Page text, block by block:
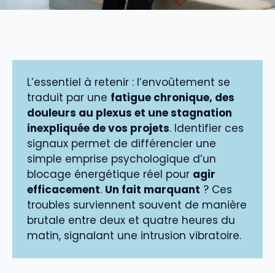
L’essentiel à retenir : l’envoûtement se
traduit par une fatigue chronique, des
douleurs au plexus et une stagnation
inexpliquée de vos projets. Identifier ces
signaux permet de différencier une
simple emprise psychologique d’un
blocage énergétique réel pour agir
efficacement. Un fait marquant ? Ces
troubles surviennent souvent de manière
brutale entre deux et quatre heures du
matin, signalant une intrusion vibratoire.